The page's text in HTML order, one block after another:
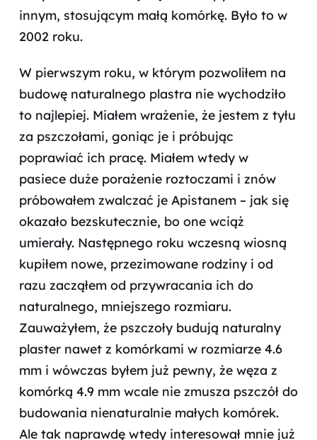
innym, stosującym małą komórkę. Było to w
2002 roku.
W pierwszym roku, w którym pozwoliłem na
budowę naturalnego plastra nie wychodziło
to najlepiej. Miałem wrażenie, że jestem z tyłu
za pszczołami, goniąc je i próbując
poprawiać ich pracę. Miałem wtedy w
pasiece duże porażenie roztoczami i znów
próbowałem zwalczać je Apistanem – jak się
okazało bezskutecznie, bo one wciąż
umierały. Następnego roku wczesną wiosną
kupiłem nowe, przezimowane rodziny i od
razu zacząłem od przywracania ich do
naturalnego, mniejszego rozmiaru.
Zauważyłem, że pszczoły budują naturalny
plaster nawet z komórkami w rozmiarze 4.6
mm i wówczas byłem już pewny, że węza z
komórką 4.9 mm wcale nie zmusza pszczół do
budowania nienaturalnie małych komórek.
Ale tak naprawdę wtedy interesował mnie już